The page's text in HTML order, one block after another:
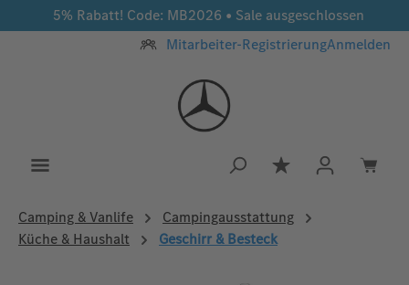
Zum Hauptinhalt springen
5% Rabatt! Code: MB2026 • Sale ausgeschlossen
Mitarbeiter-RegistrierungAnmelden
Du hast 0
Camping & Vanlife
Campingausstattung
Küche & Haushalt
Geschirr & Besteck